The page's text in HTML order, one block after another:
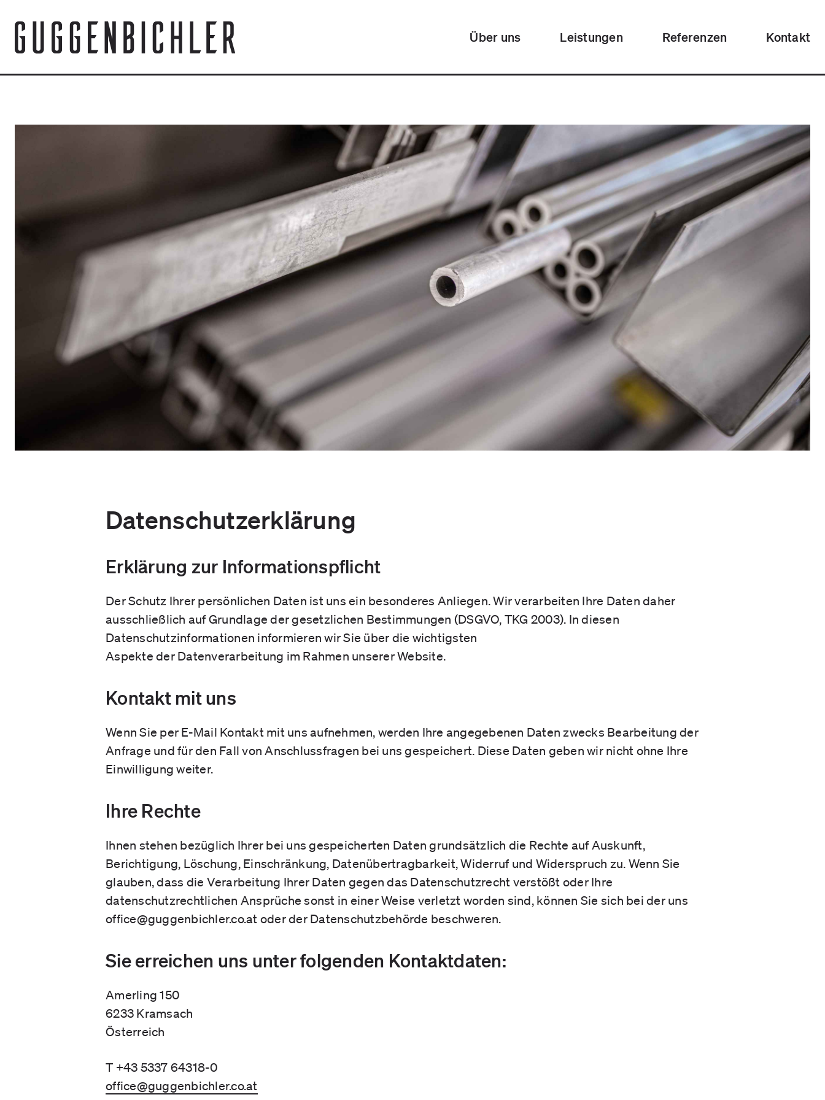
Über uns Leistungen Referenzen Kontakt
Datenschutzerklärung
Erklärung zur Informationspflicht
Der Schutz Ihrer persönlichen Daten ist uns ein besonderes Anliegen. Wir verarbeiten Ihre Daten daher
ausschließlich auf Grundlage der gesetzlichen Bestimmungen (DSGVO, TKG 2003). In diesen
Datenschutzinformationen informieren wir Sie über die wichtigsten
Aspekte der Datenverarbeitung im Rahmen unserer Website.
Kontakt mit uns
Wenn Sie per E-Mail Kontakt mit uns aufnehmen, werden Ihre angegebenen Daten zwecks Bearbeitung der
Anfrage und für den Fall von Anschlussfragen bei uns gespeichert. Diese Daten geben wir nicht ohne Ihre
Einwilligung weiter.
Ihre Rechte
Ihnen stehen bezüglich Ihrer bei uns gespeicherten Daten grundsätzlich die Rechte auf Auskunft,
Berichtigung, Löschung, Einschränkung, Datenübertragbarkeit, Widerruf und Widerspruch zu. Wenn Sie
glauben, dass die Verarbeitung Ihrer Daten gegen das Datenschutzrecht verstößt oder Ihre
datenschutzrechtlichen Ansprüche sonst in einer Weise verletzt worden sind, können Sie sich bei der uns
office@guggenbichler.co.at oder der Datenschutzbehörde beschweren.
Sie erreichen uns unter folgenden Kontaktdaten:
Amerling 150
6233 Kramsach
Österreich
T +43 5337 64318-0
office@guggenbichler.co.at